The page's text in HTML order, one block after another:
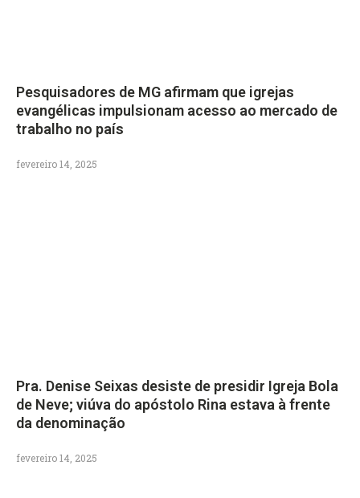
Pesquisadores de MG afirmam que igrejas
evangélicas impulsionam acesso ao mercado de
trabalho no país
fevereiro 14, 2025
Pra. Denise Seixas desiste de presidir Igreja Bola
de Neve; viúva do apóstolo Rina estava à frente
da denominação
fevereiro 14, 2025